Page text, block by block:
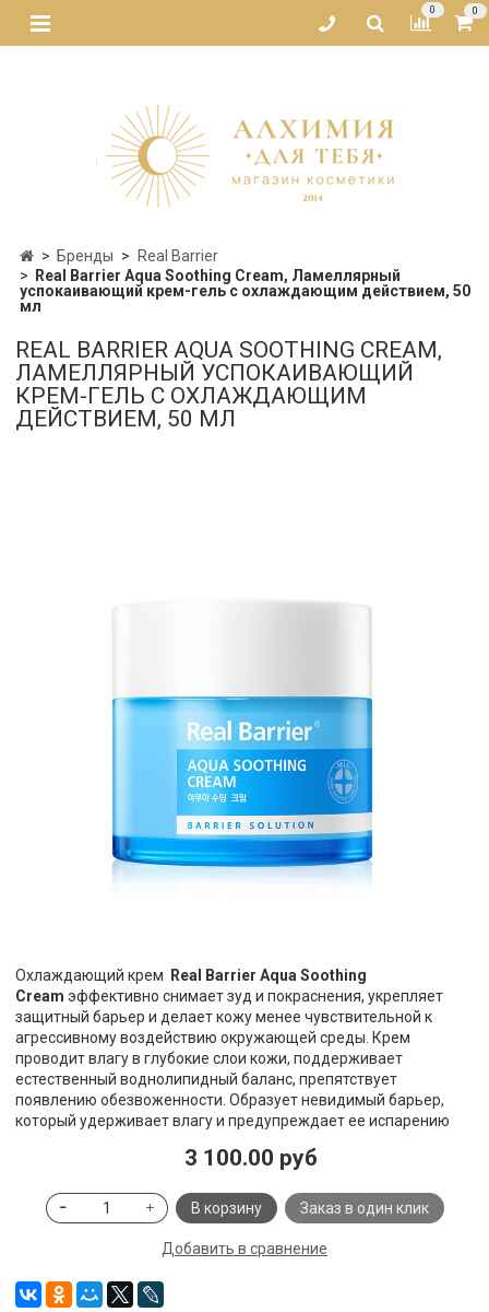
0 0
Бренды
Real Barrier
Real Barrier Aqua Soothing Cream, Ламеллярный
успокаивающий крем-гель с охлаждающим действием, 50
мл
REAL BARRIER AQUA SOOTHING CREAM,
ЛАМЕЛЛЯРНЫЙ УСПОКАИВАЮЩИЙ
КРЕМ-ГЕЛЬ С ОХЛАЖДАЮЩИМ
ДЕЙСТВИЕМ, 50 МЛ
Охлаждающий крем
Real Barrier Aqua Soothing
Cream эффективно снимает зуд и покраснения, укрепляет
защитный барьер и делает кожу менее чувствительной к
агрессивному воздействию окружающей среды. Крем
проводит влагу в глубокие слои кожи, поддерживает
естественный воднолипидный баланс, препятствует
появлению обезвоженности. Образует невидимый барьер,
который удерживает влагу и предупреждает ее испарению
3 100.00 руб
В корзину Заказ в один клик
Добавить в сравнение